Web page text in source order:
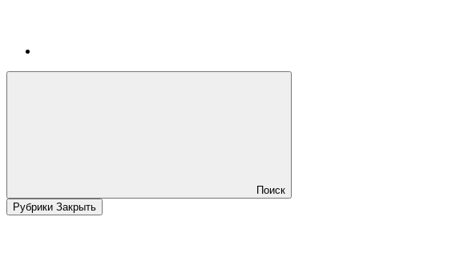
Поиск
Рубрики Закрыть